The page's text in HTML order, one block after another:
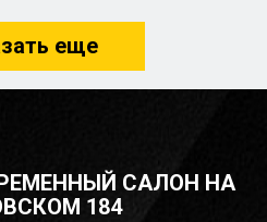
еще
САЛОН НА
184